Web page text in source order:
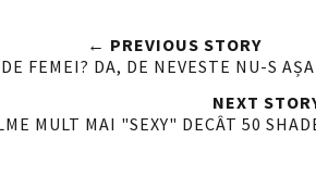
n
a
n
o
← PREVIOUS STORY
FEMEI? DA, DE NEVESTE NU-S
NEXT
MULT MAI "SEXY" DECÂT 50